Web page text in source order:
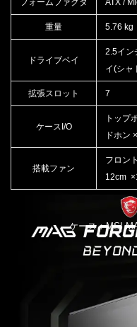
フォームファクタ ATX /
重量 5.76 kg
ドライブベイ
2.5イン
イ(シャ
拡張スロット 7
ケースI/O
トップ
ドホン
搭載ファン
フロン
12cm
ケース：MSI